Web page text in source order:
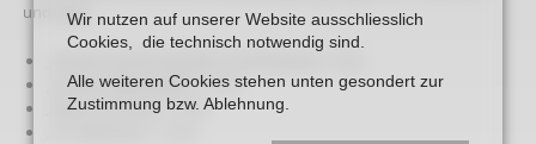
und zwar
„Letztes Abendmahl“, 17. Jh.
„Maria mit Kind“, 17. Jh.
Wir nutzen auf unserer Website ausschliesslich
Cookies, die technisch notwendig sind.
Alle weiteren Cookies stehen unten gesondert zur
Zustimmung bzw. Ablehnung.